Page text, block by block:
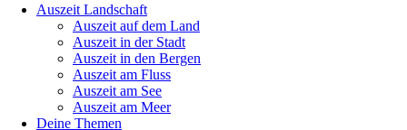
Auszeit Landschaft
Auszeit auf dem Land
Auszeit in der Stadt
Auszeit in den Bergen
Auszeit am Fluss
Auszeit am See
Auszeit am Meer
Deine Themen